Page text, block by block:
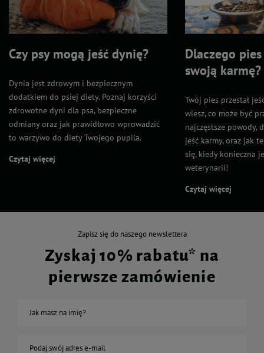
Czy psy mogą jeść dynię?
Dynia jest zdrowym i bezpiecznym
dodatkiem do psiej diety. Poznaj korzyści
zdrowotne dyni dla psa, bezpieczne
odmiany oraz jak prawidłowo wprowadzić
to warzywo do diety Twojego pupila.
Czytaj więcej
Dlaczego
swoją karmę?
Twój pies przestał
wiesz, co może być
najczęstsze powody,
jeść karmy, oraz jak
się, kiedy konieczna
weterynarii!
Czytaj więcej
Zapisz się do naszego newslettera
Zyskaj 10% rabatu* na
pierwsze zamówienie
Jak masz na imię?
Podaj swój adres e-mail